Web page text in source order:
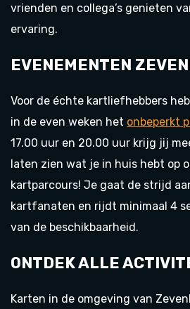
vrienden en collega’s genieten
ervaring.
EVENEMENTEN
Voor de échte kartliefhebbers
in de even weken het onbeperkt
17.00 uur en 20.00 uur krijg jij
laten zien wat je in huis hebt op
kartparcours! Je gaat de strijd
kartfanaten en rijdt minimaal 4
van de beschikbaarheid.
ONTDEK ALLE
Karten in de omgeving van